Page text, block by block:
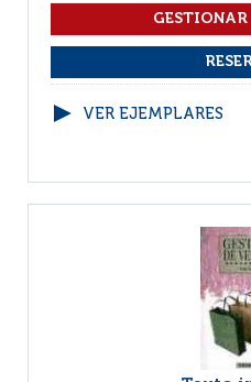
VER EJEMPLARES